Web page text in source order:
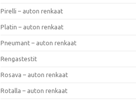
Pirelli – auton renkaat
Platin – auton renkaat
Pneumant – auton renkaat
Rengastestit
Rosava – auton renkaat
Rotalla – auton renkaat